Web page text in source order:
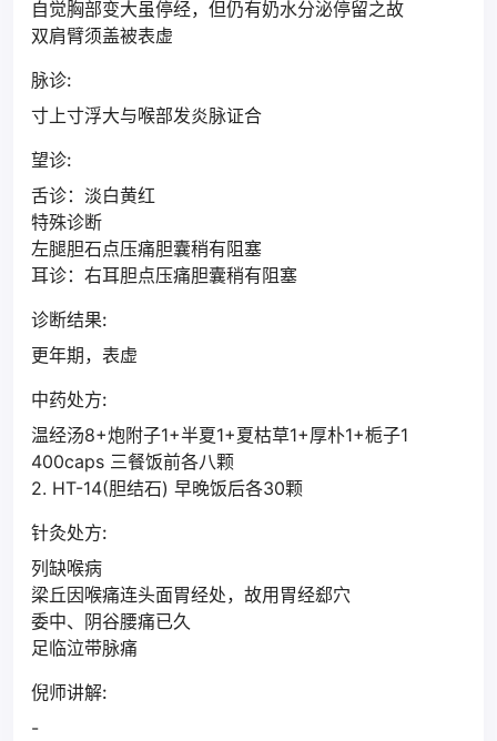
自觉胸部变大虽停经，但仍有奶水分泌停留之故
双肩臂须盖被表虚
脉诊:
寸上寸浮大与喉部发炎脉证合
望诊:
舌诊：淡白黄红
特殊诊断
左腿胆石点压痛胆囊稍有阻塞
耳诊：右耳胆点压痛胆囊稍有阻塞
诊断结果:
更年期，表虚
中药处方:
温经汤8+炮附子1+半夏1+夏枯草1+厚朴1+栀子1
400caps 三餐饭前各八颗
2. HT-14(胆结石) 早晚饭后各30颗
针灸处方:
列缺喉病
梁丘因喉痛连头面胃经处，故用胃经郄穴
委中、阴谷腰痛已久
足临泣带脉痛
倪师讲解:
-